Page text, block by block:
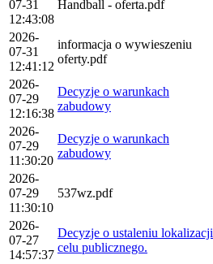
07-31
12:43:08
Handball - oferta.pdf
2026-
07-31
12:41:12
informacja o wywieszeniu
oferty.pdf
2026-
07-29
12:16:38
Decyzje o warunkach
zabudowy
2026-
07-29
11:30:20
Decyzje o warunkach
zabudowy
2026-
07-29
11:30:10
537wz.pdf
2026-
07-27
14:57:37
Decyzje o ustaleniu lokalizacji
celu publicznego.